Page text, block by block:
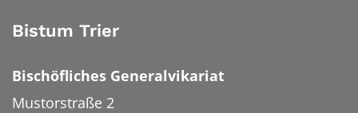
Bistum Trier
Bischöfliches Generalvikariat
Mustorstraße 2